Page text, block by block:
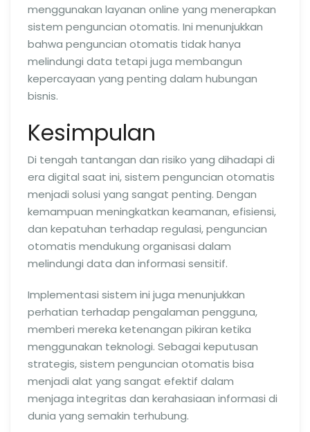
menggunakan layanan online yang menerapkan
sistem penguncian otomatis. Ini menunjukkan
bahwa penguncian otomatis tidak hanya
melindungi data tetapi juga membangun
kepercayaan yang penting dalam hubungan
bisnis.
Kesimpulan
Di tengah tantangan dan risiko yang dihadapi di
era digital saat ini, sistem penguncian otomatis
menjadi solusi yang sangat penting. Dengan
kemampuan meningkatkan keamanan, efisiensi,
dan kepatuhan terhadap regulasi, penguncian
otomatis mendukung organisasi dalam
melindungi data dan informasi sensitif.
Implementasi sistem ini juga menunjukkan
perhatian terhadap pengalaman pengguna,
memberi mereka ketenangan pikiran ketika
menggunakan teknologi. Sebagai keputusan
strategis, sistem penguncian otomatis bisa
menjadi alat yang sangat efektif dalam
menjaga integritas dan kerahasiaan informasi di
dunia yang semakin terhubung.